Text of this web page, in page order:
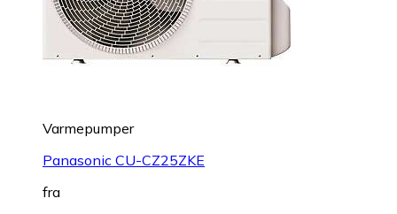
Varmepumper
Panasonic CU-CZ25ZKE
fra